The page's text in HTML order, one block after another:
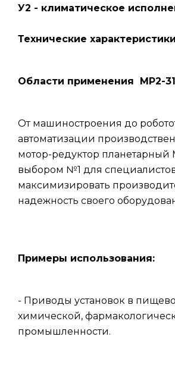
У2 - климатическое
Технические
Области применения МР2-
От машиностроения до
автоматизации
мотор-редуктор планетарный
выбором №1 для
максимизировать
надежность своего
Примеры использования:
- Приводы установок в
химической,
промышленности.